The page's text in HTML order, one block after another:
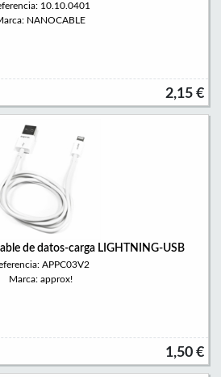
10.10.0401
NANOCABLE
2,15 €
de datos-carga LIGHTNING-USB
APPC03V2
Marca: approx!
1,50 €